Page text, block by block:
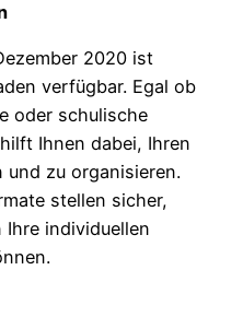
2020 ist
verfügbar. Egal ob
oder schulische
Ihnen dabei, Ihren
zu organisieren.
stellen sicher,
Ihre individuellen